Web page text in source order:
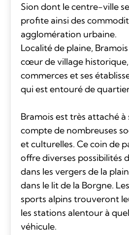
Sion dont le centre-ville
profite ainsi des
agglomération urbaine.
Localité de plaine,
cœur de village historique,
commerces et ses
qui est entouré de
Bramois est très attaché à
compte de nombreuses
et culturelles. Ce coin de
offre diverses possibilités
dans les vergers de la
dans le lit de la Borgne.
sports alpins trouveront
les stations alentour à
véhicule.